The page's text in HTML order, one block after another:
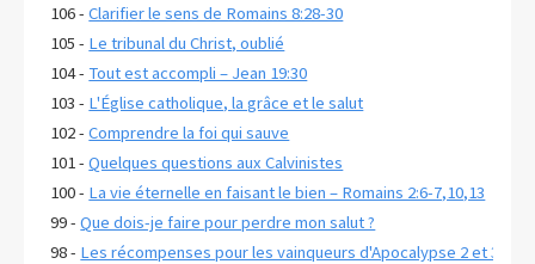
106 -Clarifier le sens de Romains 8:28-30
105 - Le tribunal du Christ, oublié
104 - Tout est accompli – Jean 19:30
103 - L'Église catholique, la grâce et le salut
102 -Comprendre la foi qui sauve
101 -Quelques questions aux Calvinistes
100 - La vie éternelle en faisant le bien – Romains 2:6-7,10,13
99 -Que dois-je faire pour perdre mon salut ?
98 - Les récompenses pour les vainqueurs d'Apocalypse 2 et 3